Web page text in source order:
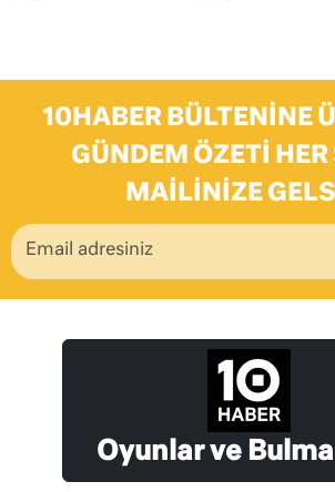
10HABER BÜLTENINE
GÜNDEM ÖZETI HER
MAILINIZE
Oyunlar ve